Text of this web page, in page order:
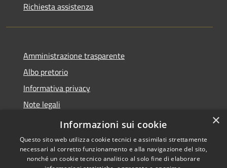
Richiesta assistenza
Amministrazione trasparente
Albo pretorio
Informativa privacy
Note legali
Dichiarazione di accessibilità
×
Informazioni sui cookie
Questo sito web utilizza cookie tecnici e assimilati strettamente
necessari al corretto funzionamento e alla navigazione del sito,
nonché un cookie tecnico analitico al solo fine di elaborare